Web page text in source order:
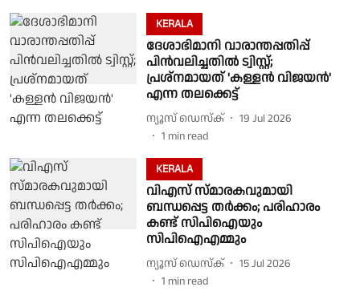
KERALA
ദേശാഭിമാനി വാരാന്തപ്പതിപ്പ്
പിന്‍വലിച്ചതില്‍ ട്വിസ്റ്റ്;
പ്രശ്നമായത് 'കള്ളന്‍ വിജയന്‍'
എന്ന തലക്കെട്ട്
ന്യൂസ് ഡെസ്ക്
19 Jul 2026
1 min read
KERALA
വിഎസ് സ്മാരകവുമായി
ബന്ധപ്പെട്ട തർക്കം; പരിഹാരം
കണ്ട് സിപിഐയും
സിപിഐഎമ്മും
ന്യൂസ് ഡെസ്ക്
15 Jul 2026
1 min read